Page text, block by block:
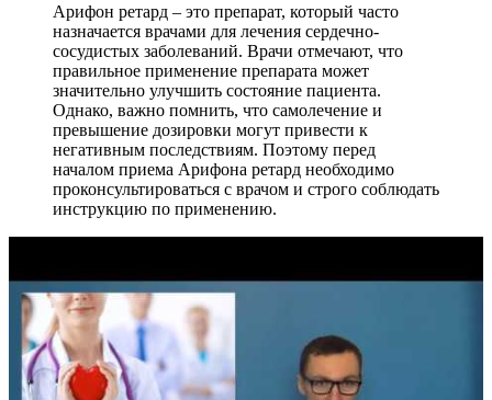
Арифон ретард – это препарат, который часто
назначается врачами для лечения сердечно-
сосудистых заболеваний. Врачи отмечают, что
правильное применение препарата может
значительно улучшить состояние пациента.
Однако, важно помнить, что самолечение и
превышение дозировки могут привести к
негативным последствиям. Поэтому перед
началом приема Арифона ретард необходимо
проконсультироваться с врачом и строго соблюдать
инструкцию по применению.